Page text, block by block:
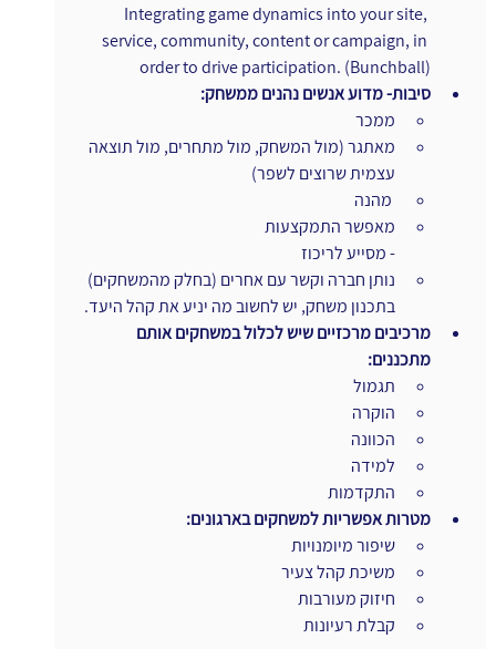
Integrating game dynamics into your site,
service, community, content or campaign, in
order to drive participation. (Bunchball)
סיבות- מדוע אנשים נהנים ממשחק:
ממכר
מאתגר (מול המשחק, מול מתחרים, מול תוצאה
עצמית שרוצים לשפר)
מאפשר התמקצעות
- מסייע לריכוז
נותן חברה וקשר עם אחרים (בחלק מהמשחקים)
בתכנון משחק, יש לחשוב מה יניע את קהל היעד.
מרכיבים מרכזיים שיש לכלול במשחקים אותם
מתכננים:
תגמול
הוקרה
הכוונה
למידה
התקדמות
מטרות אפשריות למשחקים בארגונים:
שיפור מיומנויות
משיכת קהל צעיר
חיזוק מעורבות
קבלת רעיונות